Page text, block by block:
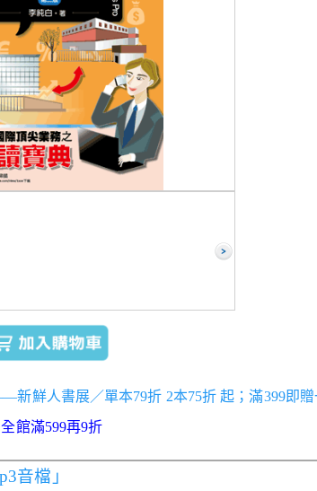
新鮮人書展／單本79折 2本75折 起；滿399即
館滿599再9折
音檔」